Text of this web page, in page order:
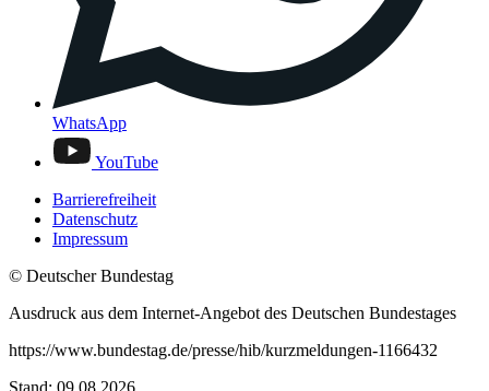
WhatsApp
YouTube
Barrierefreiheit
Datenschutz
Impressum
© Deutscher Bundestag
Ausdruck aus dem Internet-Angebot des Deutschen Bundestages
https://www.bundestag.de/presse/hib/kurzmeldungen-1166432
Stand: 09.08.2026